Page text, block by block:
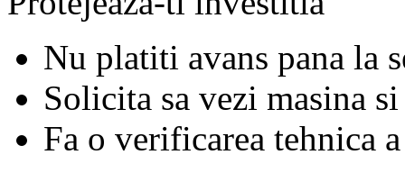
Nu platiti avans pana la
Solicita sa vezi masina si
Fa o verificarea tehnica